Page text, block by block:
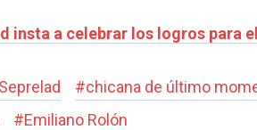
insta a celebrar los logros para
#chicana de último
#Emiliano Rolón